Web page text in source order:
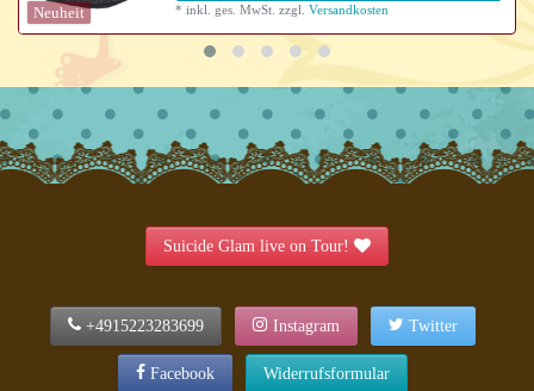
Neuheit *inkl. ges. MwSt. zzgl.Versandkosten
Suicide Glam live on Tour!
+4915223283699 Instagram Twitter
Facebook Widerrufsformular